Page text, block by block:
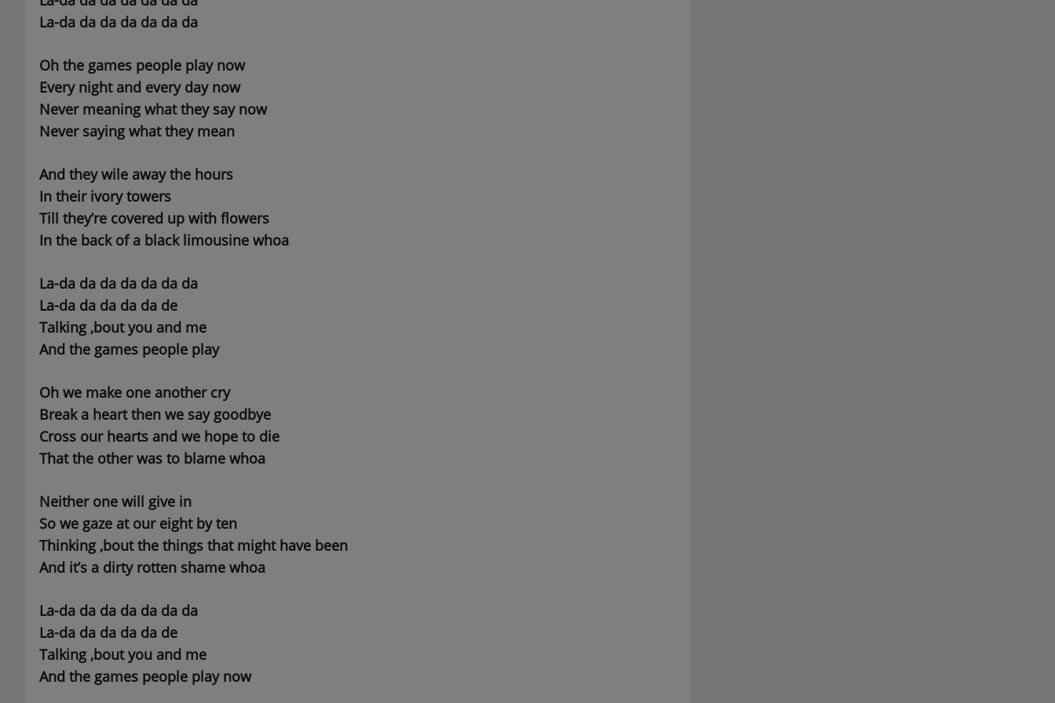
La-da da da da da da da
Oh the games people play now
Every night and every day now
Never meaning what they say now
Never saying what they mean
And they wile away the hours
In their ivory towers
Till they’re covered up with flowers
In the back of a black limousine whoa
La-da da da da da da da
La-da da da da da de
Talking ‚bout you and me
And the games people play
Oh we make one another cry
Break a heart then we say goodbye
Cross our hearts and we hope to die
That the other was to blame whoa
Neither one will give in
So we gaze at our eight by ten
Thinking ‚bout the things that might have been
And it’s a dirty rotten shame whoa
La-da da da da da da da
La-da da da da da de
Talking ‚bout you and me
And the games people play now